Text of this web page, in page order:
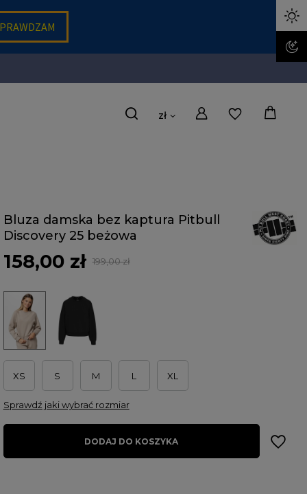
zł
Bluza damska bez kaptura Pitbull
Discovery 25 beżowa
158,00 zł 199,00 zł
XS S M L XL
Sprawdź jaki wybrać rozmiar
DODAJ DO KOSZYKA